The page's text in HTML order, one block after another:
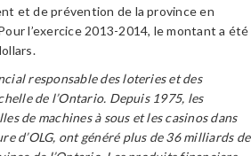
et de prévention de la province en
l’exercice 2013-2014, le montant a été
responsable des loteries et des
de l’Ontario. Depuis 1975, les
de machines à sous et les casinos dans
d’OLG, ont généré plus de 36 milliards de